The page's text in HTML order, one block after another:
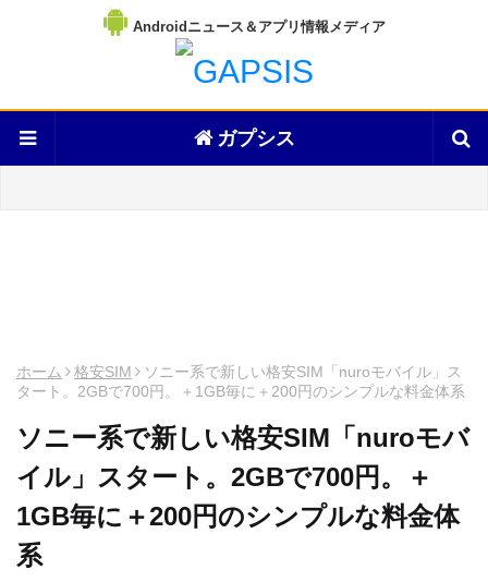
Androidニュース＆アプリ情報メディア
ガプシス
ホーム 格安SIM
ソニー系で新しい格安SIM「nuroモバイル」ス
タート。2GBで700円。＋1GB毎に＋200円のシンプルな料金体系
ソニー系で新しい格安SIM「nuroモバ
イル」スタート。2GBで700円。＋
1GB毎に＋200円のシンプルな料金体
系